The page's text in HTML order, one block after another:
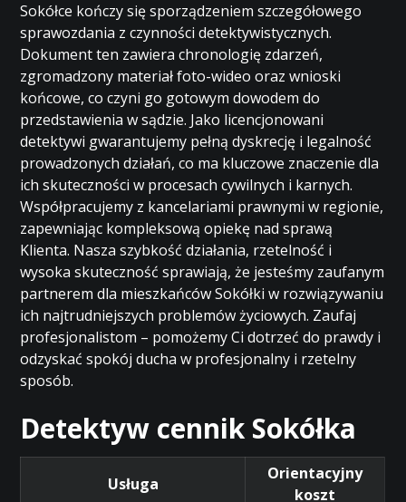
Sokółce kończy się sporządzeniem szczegółowego
sprawozdania z czynności detektywistycznych.
Dokument ten zawiera chronologię zdarzeń,
zgromadzony materiał foto-wideo oraz wnioski
końcowe, co czyni go gotowym dowodem do
przedstawienia w sądzie. Jako licencjonowani
detektywi gwarantujemy pełną dyskrecję i legalność
prowadzonych działań, co ma kluczowe znaczenie dla
ich skuteczności w procesach cywilnych i karnych.
Współpracujemy z kancelariami prawnymi w regionie,
zapewniając kompleksową opiekę nad sprawą
Klienta. Nasza szybkość działania, rzetelność i
wysoka skuteczność sprawiają, że jesteśmy zaufanym
partnerem dla mieszkańców Sokółki w rozwiązywaniu
ich najtrudniejszych problemów życiowych. Zaufaj
profesjonalistom – pomożemy Ci dotrzeć do prawdy i
odzyskać spokój ducha w profesjonalny i rzetelny
sposób.
Detektyw cennik Sokółka
Usługa
Orientacyjny
koszt